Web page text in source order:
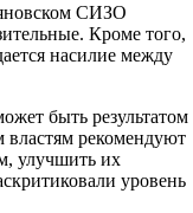
СИЗО
Кроме того,
насилие между
быть результатом
властям рекомендуют
улучшить их
уровень